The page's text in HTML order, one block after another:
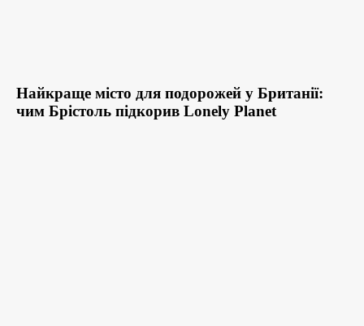
Найкраще місто для подорожей у Британії:
чим Брістоль підкорив Lonely Planet